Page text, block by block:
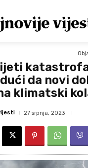
katastrofa
da novi
klimatski
27 srpnja, 2023